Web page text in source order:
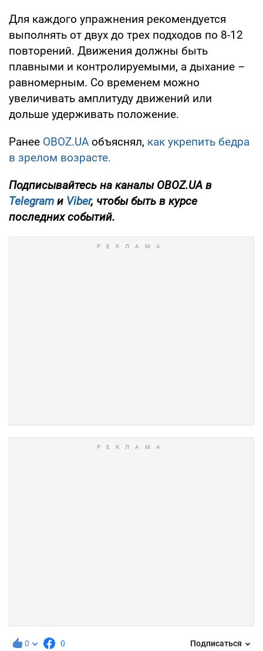
Для каждого упражнения рекомендуется
выполнять от двух до трех подходов по 8-12
повторений. Движения должны быть
плавными и контролируемыми, а дыхание –
равномерным. Со временем можно
увеличивать амплитуду движений или
дольше удерживать положение.
Ранее OBOZ.UA объяснял, как укрепить бедра
в зрелом возрасте.
Подписывайтесь на каналы OBOZ.UA в
Telegram и Viber, чтобы быть в курсе
последних событий.
0 0 Подписаться